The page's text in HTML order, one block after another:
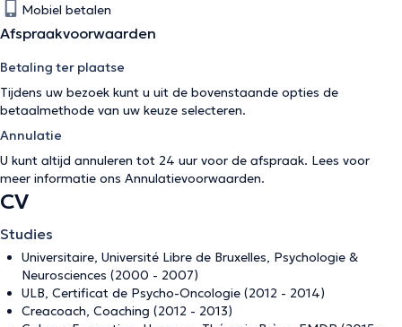
Mobiel betalen
Afspraakvoorwaarden
Betaling ter plaatse
Tijdens uw bezoek kunt u uit de bovenstaande opties de
betaalmethode van uw keuze selecteren.
Annulatie
U kunt altijd annuleren tot 24 uur voor de afspraak. Lees voor
meer informatie ons Annulatievoorwaarden.
CV
Studies
Universitaire, Université Libre de Bruxelles, Psychologie &
Neurosciences (2000 - 2007)
ULB, Certificat de Psycho-Oncologie (2012 - 2014)
Creacoach, Coaching (2012 - 2013)